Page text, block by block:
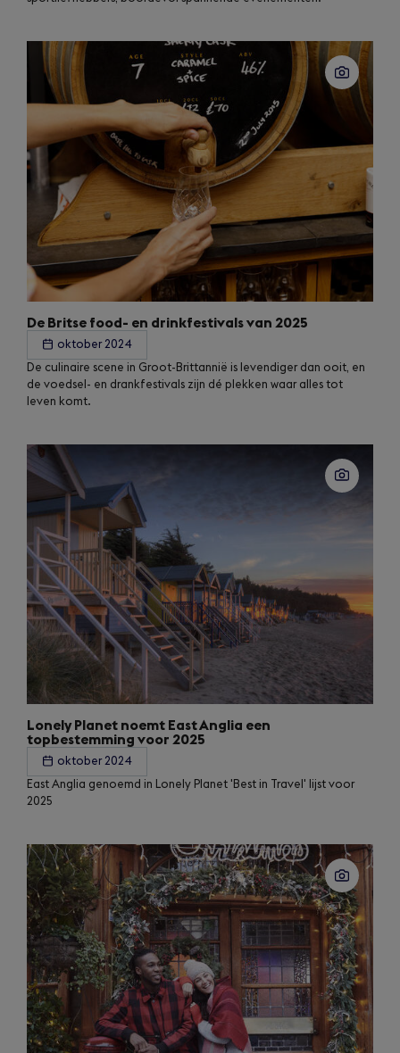
De Britse food- en drinkfestivals van 2025
oktober 2024
De culinaire scene in Groot-Brittannië is levendiger dan ooit, en
de voedsel- en drankfestivals zijn dé plekken waar alles tot
leven komt.
Lonely Planet noemt East Anglia een
topbestemming voor 2025
oktober 2024
East Anglia genoemd in Lonely Planet 'Best in Travel' lijst voor
2025